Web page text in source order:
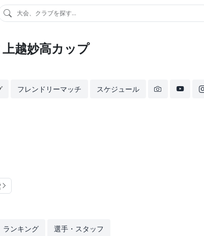
大会、クラブを探す...
越妙高カップ
フレンドリーマッチ スケジュール
ランキング 選手・スタッフ